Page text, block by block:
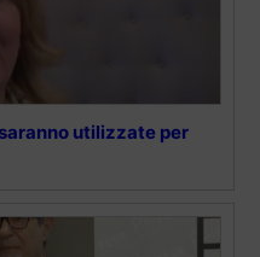
utilizzate per